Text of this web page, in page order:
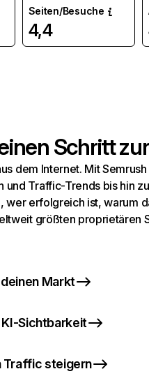
Seiten/Besuche
4,4
Schritt
dem Internet. Mit
Traffic-Trends bis hin
wer erfolgreich ist, warum
größten proprietären
Markt
Sichtbarkeit
Traffic steigern